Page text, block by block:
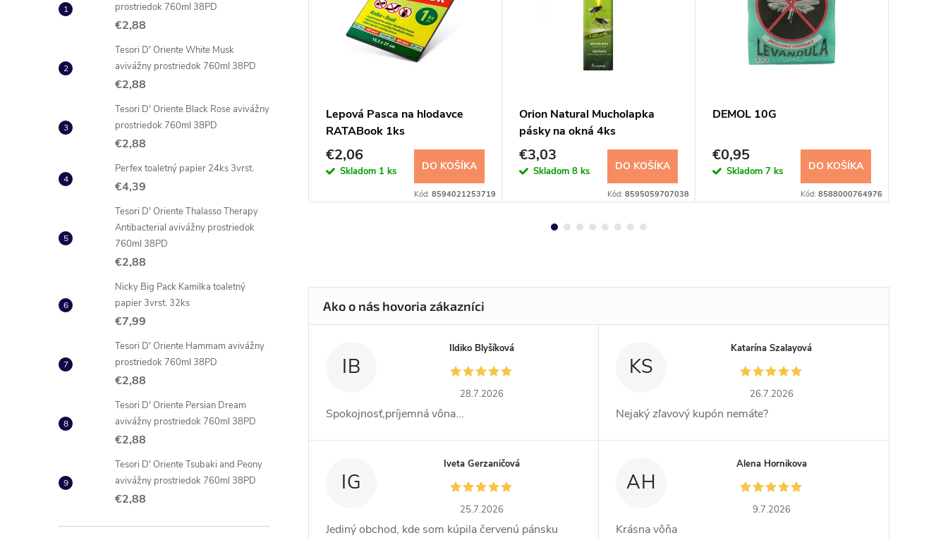
prostriedok 760ml 38PD
€2,88
Tesori D' Oriente White Musk
avivážny prostriedok 760ml 38PD
€2,88
Tesori D' Oriente Black Rose avivážny
prostriedok 760ml 38PD
€2,88
Perfex toaletný papier 24ks 3vrst.
€4,39
Tesori D' Oriente Thalasso Therapy
Antibacterial avivážny prostriedok
760ml 38PD
€2,88
Nicky Big Pack Kamilka toaletný
papier 3vrst. 32ks
€7,99
Tesori D' Oriente Hammam avivážny
prostriedok 760ml 38PD
€2,88
Tesori D' Oriente Persian Dream
avivážny prostriedok 760ml 38PD
€2,88
Tesori D' Oriente Tsubaki and Peony
avivážny prostriedok 760ml 38PD
€2,88
Biolit sprej proti lezúcemu
hmyzu 400 ml
Skladom12 ks DO KOŠÍKA
Lepová Pasca na hlodavce
RATABook 1ks
€2,06
Skladom 1 ks DO KOŠÍKA
Kód: 8594021253719
Orion Natural Mucholapka
pásky na okná 4ks
€3,03
Skladom 8 ks DO KOŠÍKA
Kód: 8595059707038
DEMOL 10G
€0,95
Skladom 7 ks DO KOŠÍKA
Kód: 8588000764976
IB
Ildiko Blyšíková
28.7.2026
Spokojnosť,príjemná vôna...
KS
Katarína Szalayová
26.7.2026
Nejaký zľavový kupón nemáte?
IG
Iveta Gerzaničová
25.7.2026
Jediný obchod, kde som kúpila červenú pánsku
AH
Alena Hornikova
9.7.2026
Krásna vôňa